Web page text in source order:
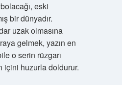
eski
bir dünyadır.
uzak olmasına
gelmek, yazın en
o serin rüzgarı
içini huzurla doldurur.